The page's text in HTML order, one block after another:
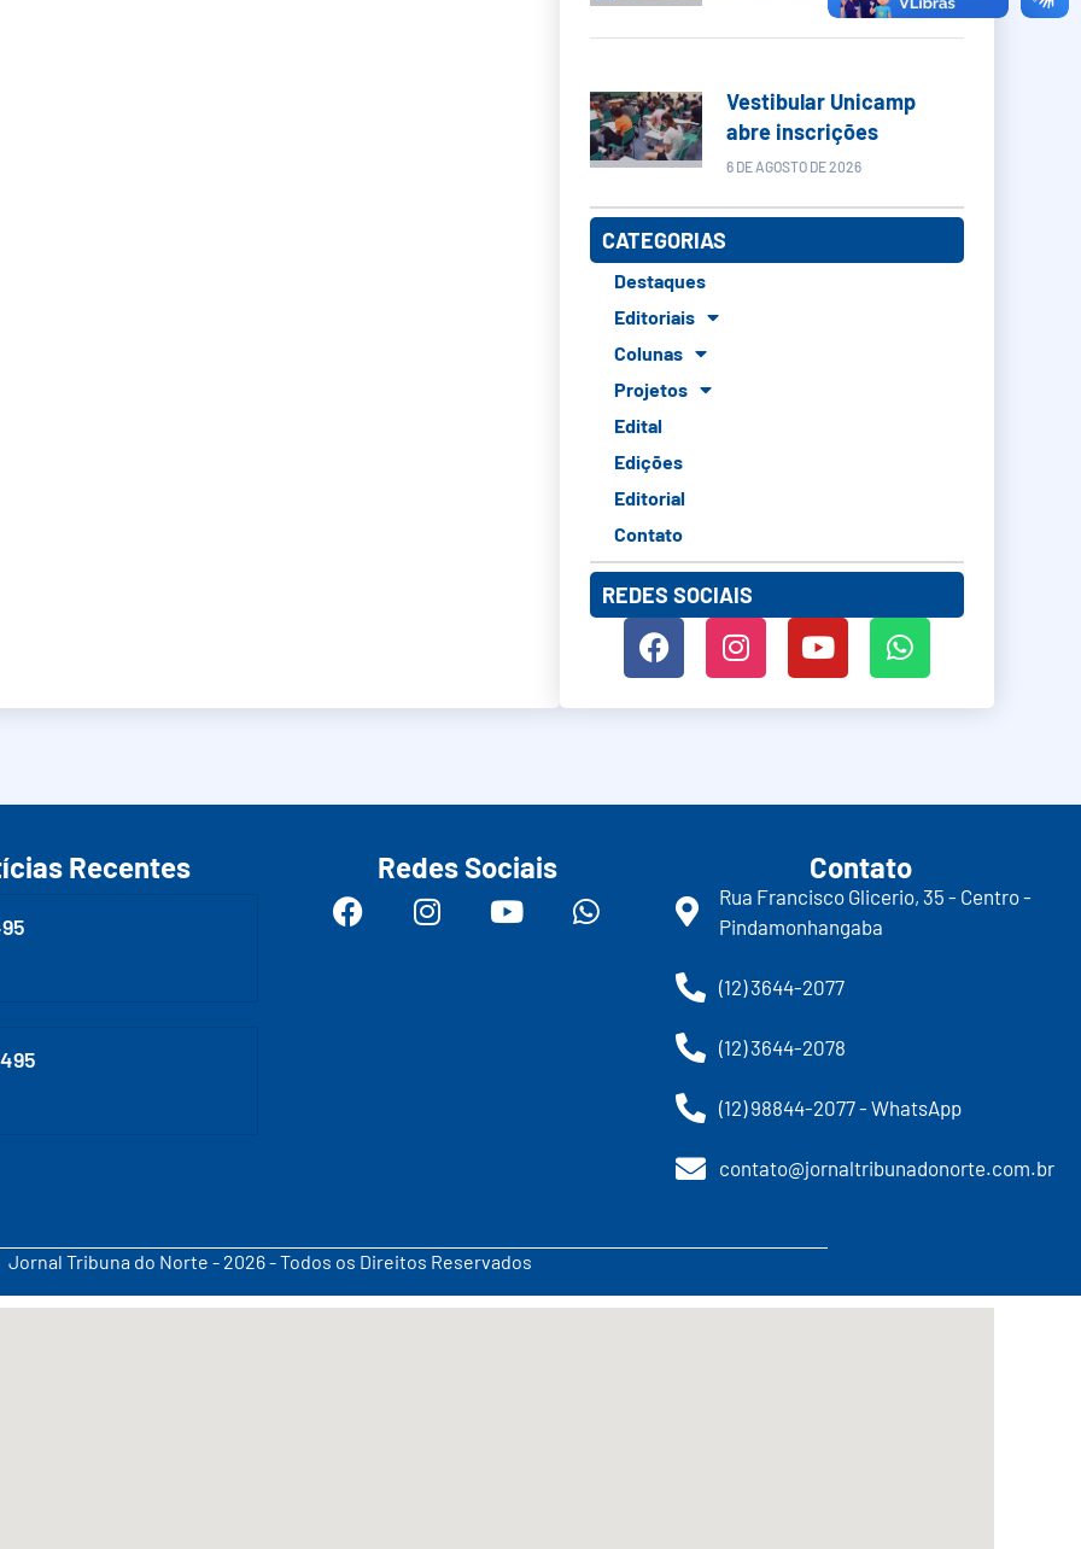
Vestibular Unicamp
abre inscrições
6 DE AGOSTO DE 2026
CATEGORIAS
Destaques
Editoriais
Colunas
Projetos
Edital
Edições
Editorial
Contato
REDES SOCIAIS
Recentes Redes Sociais Contato
Rua Francisco Glicerio, 35 - Centro -
Pindamonhangaba
(12) 3644-2077
(12) 3644-2078
(12) 98844-2077 - WhatsApp
contato@jornaltribunadonorte.com.br
Jornal Tribuna do Norte - 2026 - Todos os Direitos Reservados